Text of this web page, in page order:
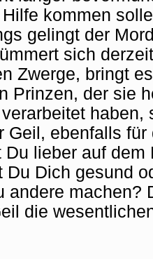
kommen
gelingt der
sich
Zwerge, bringt
Prinzen, der sie
haben,
Geil, ebenfalls
lieber auf dem
Du Dich gesund
andere machen?
die